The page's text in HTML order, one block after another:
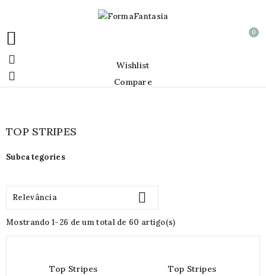
 0
 Wishlist
 Compare
TOP STRIPES
Subcategories
Relevância 
Mostrando 1-26 de um total de 60 artigo(s)
Top Stripes
Top Stripes